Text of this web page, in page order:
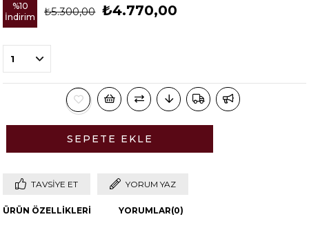
%10
İndirim
₺5.300,00 ₺4.770,00
TAVSIYE ET YORUM YAZ
ÜRÜN ÖZELLIKLERI YORUMLAR(0)